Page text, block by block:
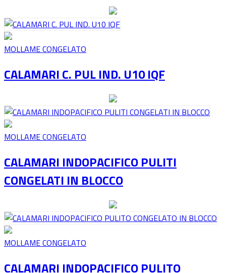
MOLLAME CONGELATO
CALAMARI C. PUL IND. U10 IQF
MOLLAME CONGELATO
CALAMARI INDOPACIFICO PULITI
CONGELATI IN BLOCCO
MOLLAME CONGELATO
CALAMARI INDOPACIFICO PULITO